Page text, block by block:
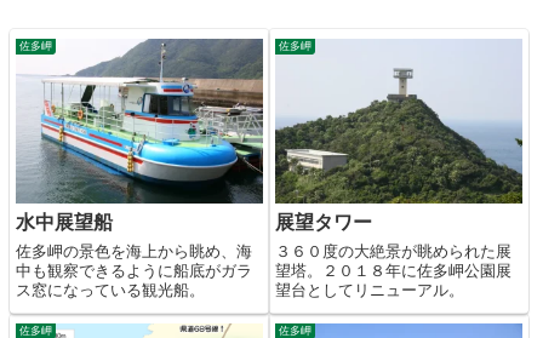
佐多岬
水中展望船
佐多岬の景色を海上から眺め、海
中も観察できるように船底がガラ
ス窓になっている観光船。
佐多岬
展望タワー
３６０度の大絶景が眺められた展
望塔。２０１８年に佐多岬公園展
望台としてリニューアル。
佐多岬 佐多岬